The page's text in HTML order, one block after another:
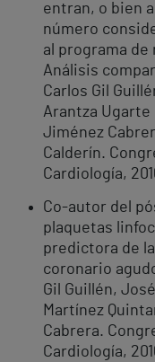
entran, o bien
número
al programa
Análisis
Carlos Gil
Arantza
Jiménez
Calderín.
Cardiología,
Co-autor del
plaquetas
predictora de
coronario
Gil Guillén,
Martínez
Cabrera.
Cardiología,